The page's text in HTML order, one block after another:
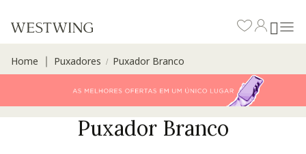
Home Puxadores / Puxador Branco
Puxador Branco